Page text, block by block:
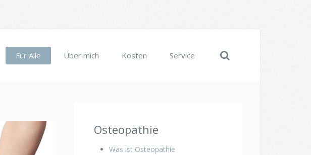
Für Alle Über mich Kosten Service
Osteopathie
Was ist Osteopathie